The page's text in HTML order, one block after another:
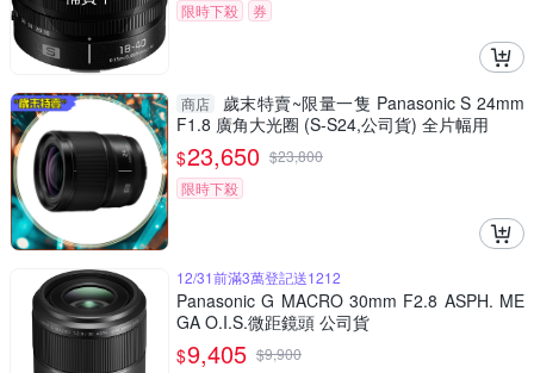
限時下殺
券
商店
歲末特賣~限量一隻 Panasonic S 24mm
F1.8 廣角大光圈 (S-S24,公司貨) 全片幅用
$23,650 $23,800
限時下殺
12/31前滿3萬登記送1212
Panasonic G MACRO 30mm F2.8 ASPH. ME
GA O.I.S.微距鏡頭 公司貨
$9,405 $9,900